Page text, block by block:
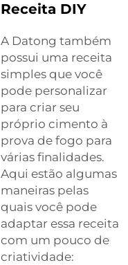
Receita DIY
A Datong também
possui uma receita
simples que você
pode personalizar
para criar seu
próprio cimento à
prova de fogo para
várias finalidades.
Aqui estão algumas
maneiras pelas
quais você pode
adaptar essa receita
com um pouco de
criatividade: